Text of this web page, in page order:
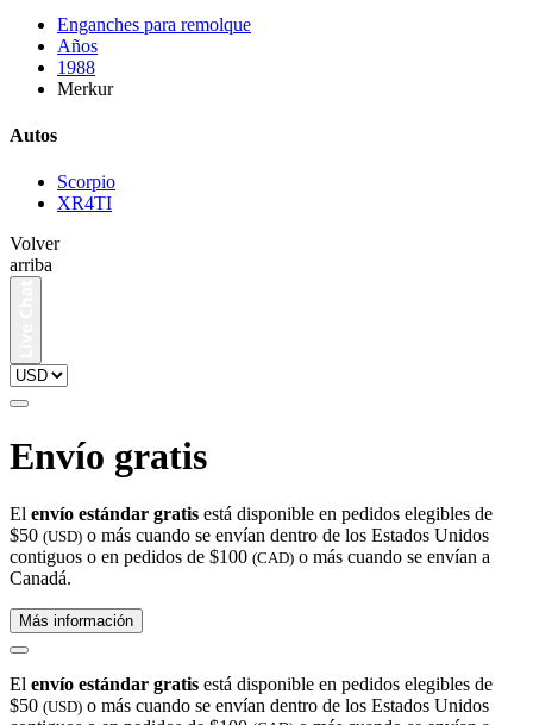
Enganches para remolque
Años
1988
Merkur
Autos
Scorpio
XR4TI
Volver
arriba
Envío gratis
El envío estándar gratis está disponible en pedidos elegibles de
$50 (USD) o más cuando se envían dentro de los Estados Unidos
contiguos o en pedidos de $100 (CAD) o más cuando se envían a
Canadá.
Más información
El envío estándar gratis está disponible en pedidos elegibles de
$50 (USD) o más cuando se envían dentro de los Estados Unidos